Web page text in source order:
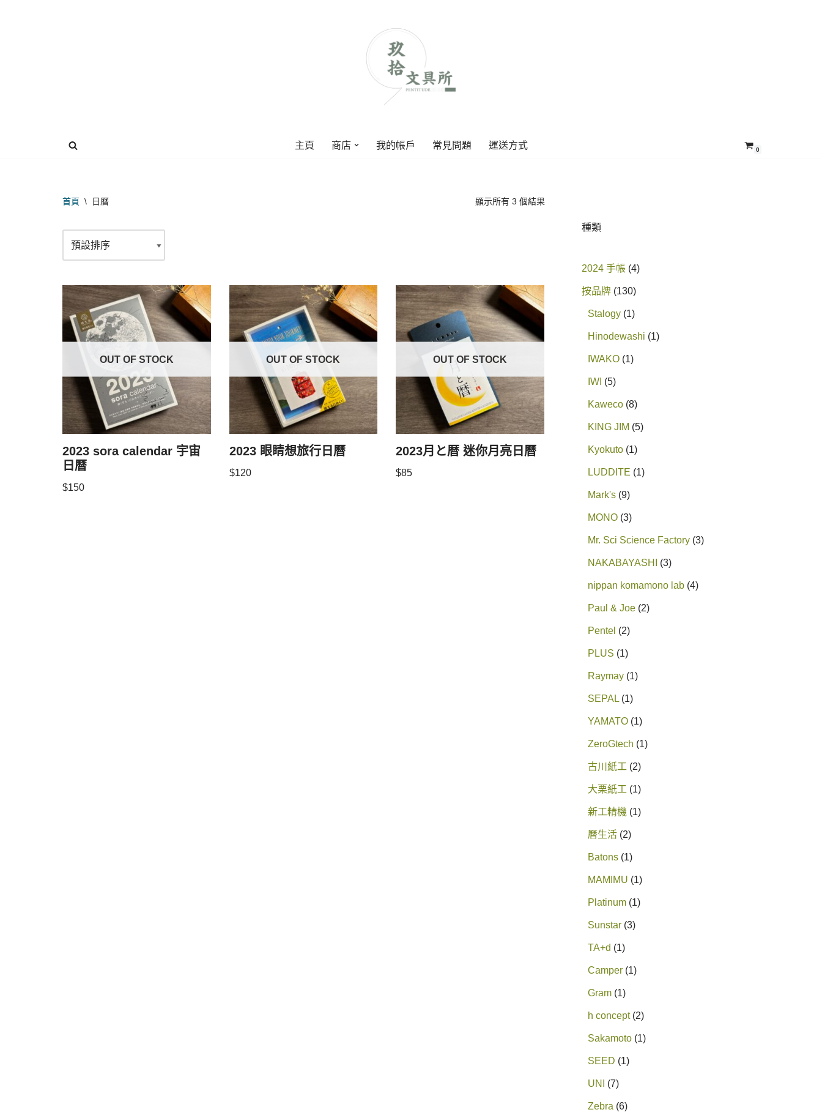
主頁 商店 我的帳戶 常見問題 運送方式 0
首頁 \ 日曆 顯示所有 3 個結果
OUT OF STOCK
2023 sora calendar 宇宙
日曆
$150
OUT OF STOCK
2023 眼睛想旅行日曆
$120
OUT OF STOCK
2023月と暦 迷你月亮日曆
$85
種類
2024 手帳 4
按品牌 130
Stalogy 1
Hinodewashi 1
IWAKO 1
IWI 5
Kaweco 8
KING JIM 5
Kyokuto 1
LUDDITE 1
Mark's 9
MONO 3
Mr. Sci Science Factory 3
NAKABAYASHI 3
nippan komamono lab 4
Paul & Joe 2
Pentel 2
PLUS 1
Raymay 1
SEPAL 1
YAMATO 1
ZeroGtech 1
古川紙工 2
大栗紙工 1
新工精機 1
曆生活 2
Batons 1
MAMIMU 1
Platinum 1
Sunstar 3
TA+d 1
Camper 1
Gram 1
h concept 2
Sakamoto 1
SEED 1
UNI 7
Zebra 6